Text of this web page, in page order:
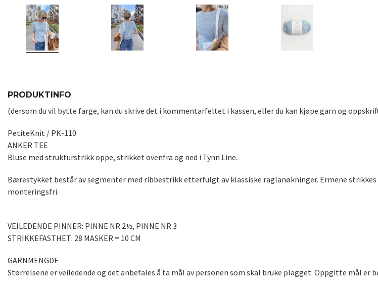
PRODUKTINFO
(dersom du vil bytte farge, kan du skrive det i kommentarfeltet i kassen, eller du kan kjøpe garn og
PetiteKnit / PK-110
ANKER TEE
Bluse med strukturstrikk oppe, strikket ovenfra og ned i Tynn Line.
Bærestykket består av segmenter med ribbestrikk etterfulgt av klassiske raglanøkninger. Ermene
monteringsfri.
VEILEDENDE PINNER: PINNE NR 2½, PINNE NR 3
STRIKKEFASTHET: 28 MASKER = 10 CM
GARNMENGDE
Størrelsene er veiledende og det anbefales å ta mål av personen som skal bruke plagget. Oppgitte mål